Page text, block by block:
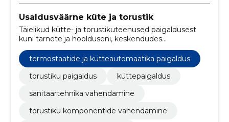
Usaldusväärne küte ja torustik
Täielikud kütte- ja torustikuteenused paigaldusest
kuni tarnete ja hoolduseni, keskendudes
töökindlusele, energiatõhususele ja kiirele
lahendusele.
termostaatide ja kütteautomaatika paigaldus
torustiku paigaldus
küttepaigaldus
sanitaartehnika vahendamine
torustiku komponentide vahendamine